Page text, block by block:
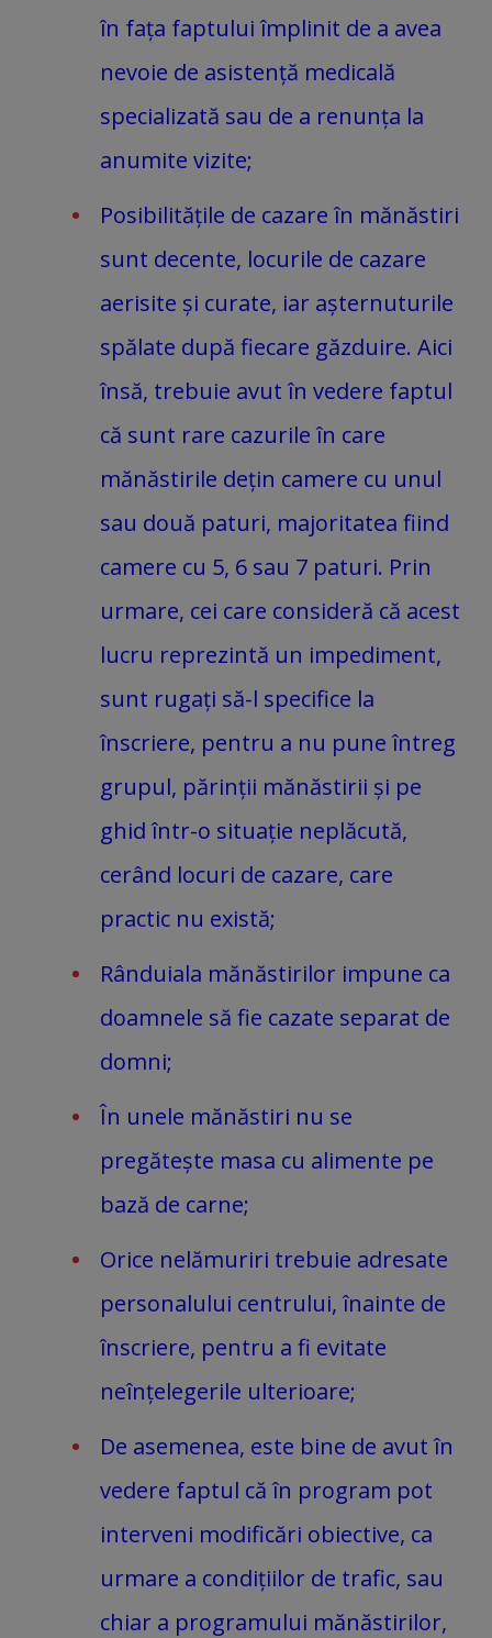
în fața faptului împlinit de a avea
nevoie de asistență medicală
specializată sau de a renunța la
anumite vizite;
Posibilitățile de cazare în mănăstiri
sunt decente, locurile de cazare
aerisite și curate, iar așternuturile
spălate după fiecare găzduire. Aici
însă, trebuie avut în vedere faptul
că sunt rare cazurile în care
mănăstirile dețin camere cu unul
sau două paturi, majoritatea fiind
camere cu 5, 6 sau 7 paturi. Prin
urmare, cei care consideră că acest
lucru reprezintă un impediment,
sunt rugați să-l specifice la
înscriere, pentru a nu pune întreg
grupul, părinții mănăstirii și pe
ghid într-o situație neplăcută,
cerând locuri de cazare, care
practic nu există;
Rânduiala mănăstirilor impune ca
doamnele să fie cazate separat de
domni;
În unele mănăstiri nu se
pregătește masa cu alimente pe
bază de carne;
Orice nelămuriri trebuie adresate
personalului centrului, înainte de
înscriere, pentru a fi evitate
neînțelegerile ulterioare;
De asemenea, este bine de avut în
vedere faptul că în program pot
interveni modificări obiective, ca
urmare a condițiilor de trafic, sau
chiar a programului mănăstirilor,